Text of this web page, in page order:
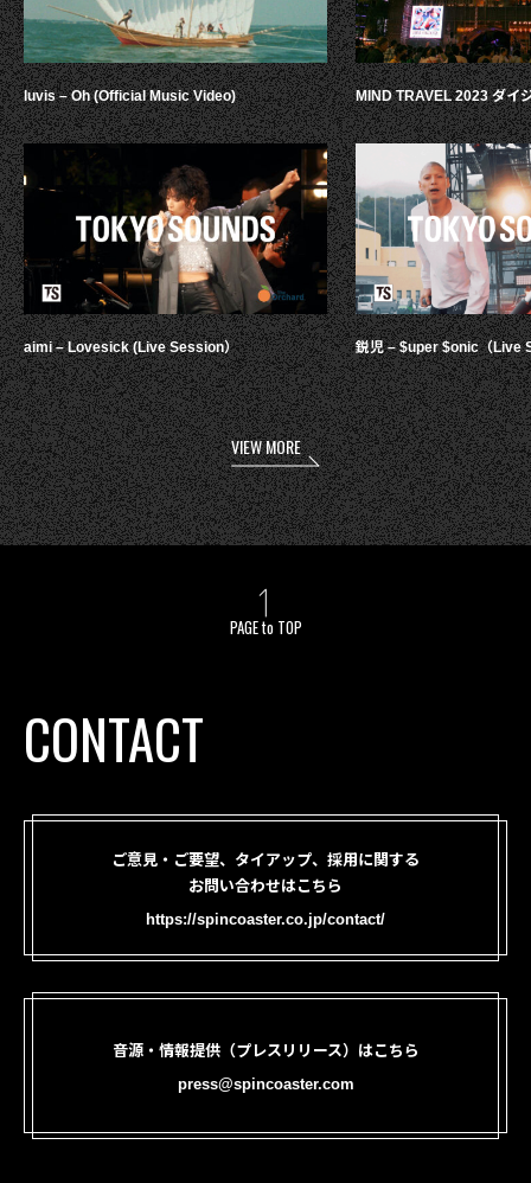
luvis – Oh (Official Music Video)
aimi – Lovesick (Live Session）
MIND TRAVEL 2023 ダイ
鋭児 – $uper $onic（Live
VIEW MORE
PAGE to TOP
CONTACT
ご意見・ご要望、タイアップ、採用に関する
お問い合わせはこちら
https://spincoaster.co.jp/contact/
音源・情報提供（プレスリリース）はこちら
press@spincoaster.com